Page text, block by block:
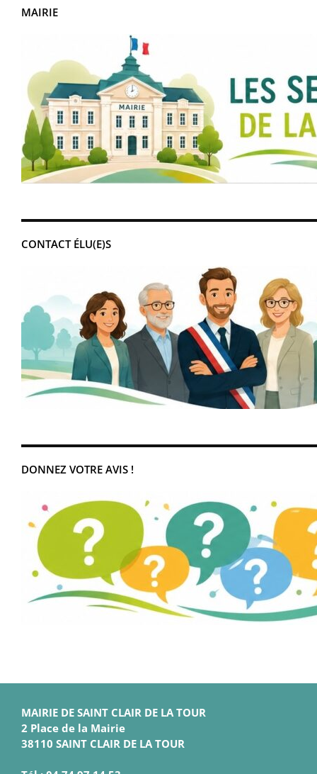
MAIRIE
CONTACT ÉLU(E)S
DONNEZ VOTRE AVIS !
MAIRIE DE SAINT CLAIR DE LA TOUR
2 Place de la Mairie
38110 SAINT CLAIR DE LA TOUR